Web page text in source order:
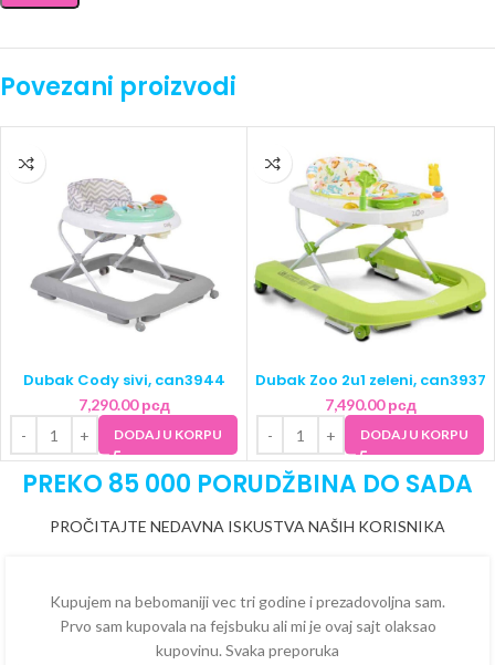
Povezani proizvodi
Dubak Cody sivi, can3944
7,290.00рсд
DODAJ U KORPU
Dubak Zoo 2u1 zeleni, can3937
7,490.00рсд
DODAJ U KORPU
PREKO 85 000 PORUDŽBINA DO SADA
PROČITAJTE NEDAVNA ISKUSTVA NAŠIH KORISNIKA
Kupujem na bebomaniji vec tri godine i prezadovoljna sam.
Prvo sam kupovala na fejsbuku ali mi je ovaj sajt olaksao
kupovinu. Svaka preporuka